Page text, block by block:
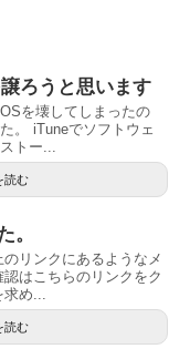
ろうと思います
を壊してしまったの
。 iTuneでソフトウェ
トー...
読む
。
リンクにあるようなメ
はこちらのリンクをク
め...
読む